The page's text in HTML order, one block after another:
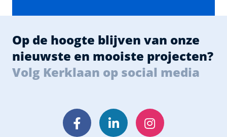
Op de hoogte blijven van onze
nieuwste en mooiste projecten?
Volg Kerklaan op social media
FacebookLinkedInInstagram